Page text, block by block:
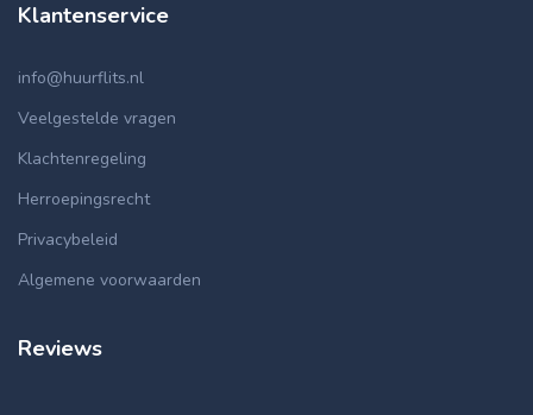
Klantenservice
info@huurflits.nl
Veelgestelde vragen
Klachtenregeling
Herroepingsrecht
Privacybeleid
Algemene voorwaarden
Reviews